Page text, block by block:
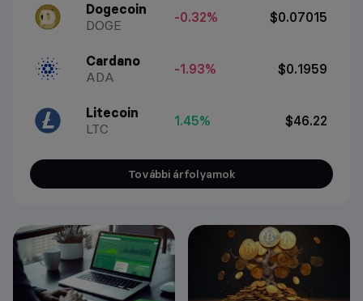
Dogecoin
DOGE
-0.32% $0.07015
Cardano
ADA
-1.93% $0.1959
Litecoin
LTC
1.45% $46.22
További árfolyamok